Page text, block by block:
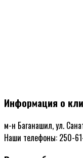
Информация о
м-н Баганашил, ул.
Наши телефоны: 250-